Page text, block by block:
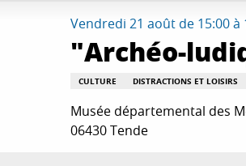
Vendredi 21 août de 15:00 à
"Archéo-
CULTURE DISTRACTIONS ET LOISIRS
Musée départemental des
06430 Tende